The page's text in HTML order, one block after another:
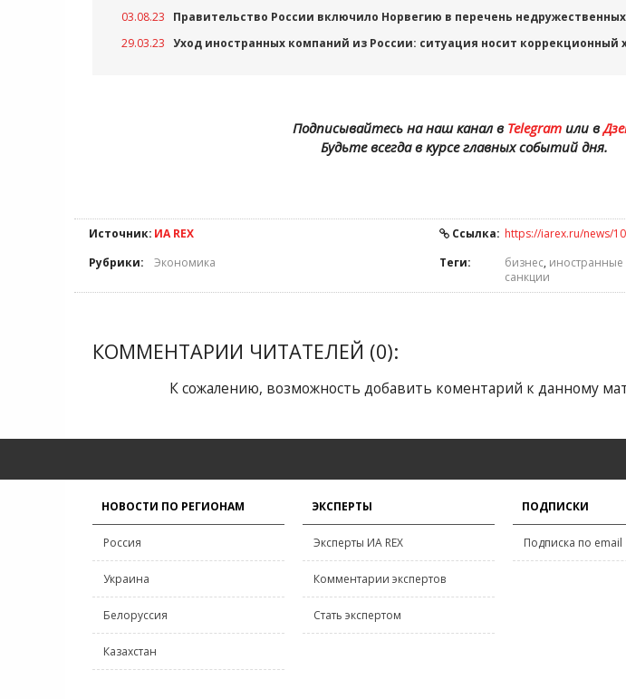
03.08.23
Правительство России включило Норвегию в перечень
29.03.23 Уход иностранных компаний из России: ситуация носит коррекционный
Подписывайтесь на наш канал в Telegramили в
Будьте всегда в курсе главных событий дня.
Источник: ИА REX Ссылка: https://iarex.ru/news/
Рубрики:
Экономика Теги: бизнес,
санкции
КОММЕНТАРИИ ЧИТАТЕЛЕЙ (0):
К сожалению, возможность добавить коментарий к данному
НОВОСТИ ПО РЕГИОНАМ
Россия
Украина
Белоруссия
Казахстан
ЭКСПЕРТЫ
Эксперты ИА REX
Комментарии экспертов
Стать экспертом
ПОДПИСКИ
Подписка по email